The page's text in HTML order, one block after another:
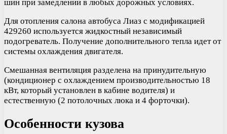
шин при замедлении в любых дорожных условиях.
Для отопления салона автобуса Лиаз с модификацией
429260 используется жидкостный независимый
подогреватель. Получение дополнительного тепла идет от
системы охлаждения двигателя.
Смешанная вентиляция разделена на принудительную
(кондиционер с охлаждением производительностью 18
кВт, который установлен в кабине водителя) и
естественную (2 потолочных люка и 4 форточки).
Особенности кузова